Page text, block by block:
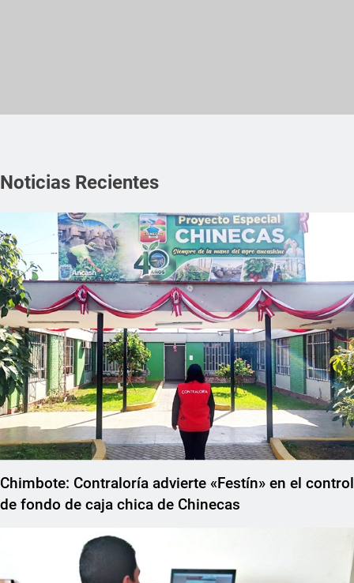
Noticias Recientes
Chimbote: Contraloría advierte «Festín» en el control
de fondo de caja chica de Chinecas